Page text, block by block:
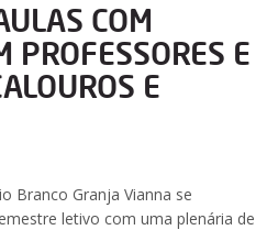
COM
PROFESSORES E
E
Branco Granja Vianna se
letivo com uma plenária de